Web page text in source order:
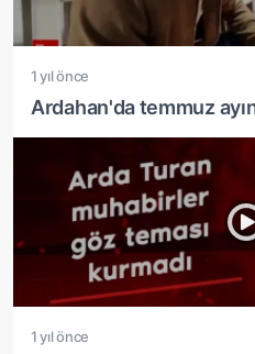
1 yıl önce
Ardahan'da temmuz
1 yıl önce